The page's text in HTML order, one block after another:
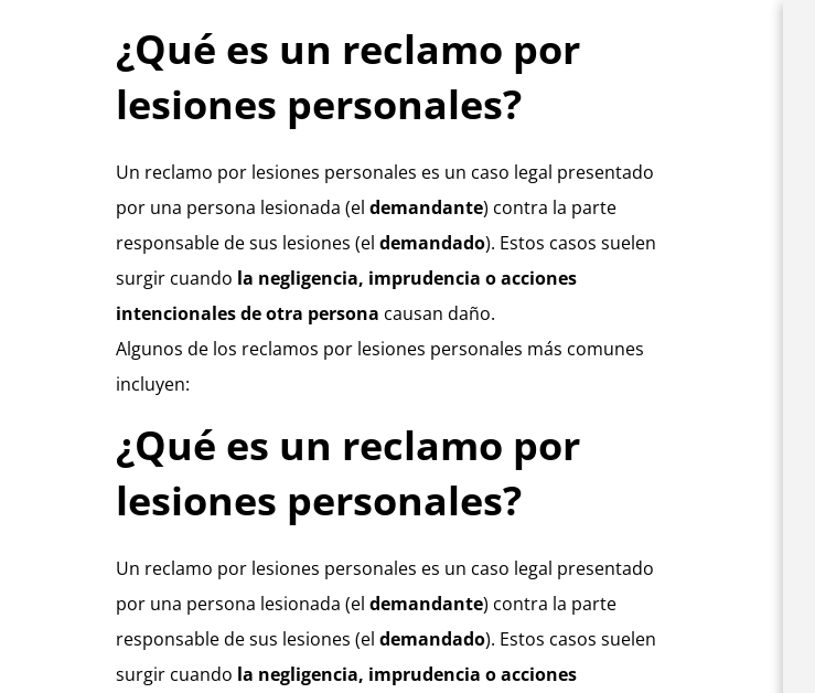
¿Qué es un reclamo por
lesiones personales?
Un reclamo por lesiones personales es un caso legal presentado
por una persona lesionada (el demandante) contra la parte
responsable de sus lesiones (el demandado). Estos casos suelen
surgir cuando la negligencia, imprudencia o acciones
intencionales de otra persona causan daño.
Algunos de los reclamos por lesiones personales más comunes
incluyen:
¿Qué es un reclamo por
lesiones personales?
Un reclamo por lesiones personales es un caso legal presentado
por una persona lesionada (el demandante) contra la parte
responsable de sus lesiones (el demandado). Estos casos suelen
surgir cuando la negligencia, imprudencia o acciones